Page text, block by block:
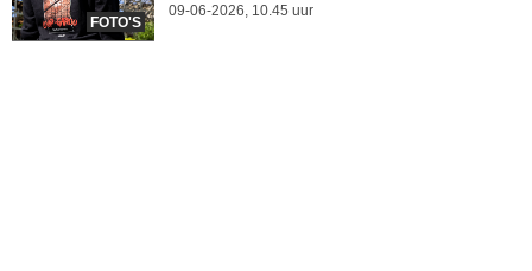
FOTO'S
09-06-2026, 10.45 uur